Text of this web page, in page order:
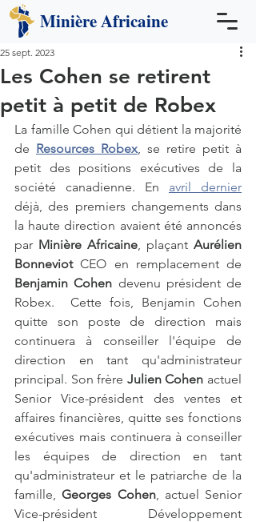
MinièreAfricaine
Les Cohen se retirent
petit à petit de Robex
25 sept. 2023
La famille Cohen qui détient la majorité
de Resources Robex, se retire petit à
petit des positions exécutives de la
société canadienne. En avril dernier
déjà, des premiers changements dans
la haute direction avaient été annoncés
par Minière Africaine, plaçant Aurélien
Bonneviot
Benjamin Cohen devenu président de
Robex.  Cette fois, Benjamin Cohen
quitte son poste de direction mais
continuera à conseiller l'équipe de
direction en tant qu'administrateur
principal. Son frère Julien Cohen actuel
Senior Vice-président des ventes et
affaires financières, quitte ses fonctions
exécutives mais continuera à conseiller
les équipes de direction en tant
qu'administrateur et le patriarche de la
famille, Georges Cohen, actuel Senior
Vice-président Développement